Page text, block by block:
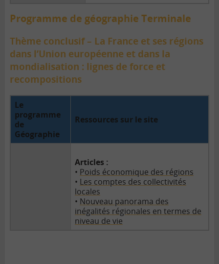
Programme de géographie Terminale
Thème conclusif – La France et ses régions
dans l’Union européenne et dans la
mondialisation : lignes de force et
recompositions
Le
programme
de
Géographie
Ressources sur le site
Articles :
• Poids économique des régions
• Les comptes des collectivités
locales
• Nouveau panorama des
inégalités régionales en termes de
niveau de vie